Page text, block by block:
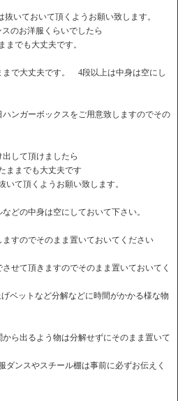
いておいて頂くようお願い致します。
のお洋服くらいでしたら
までも大丈夫です。
で大丈夫です。 4段以上は中身は空にし
ンガーボックスをご用意致しますのでその
して頂けましたら
ままでも大丈夫です
て頂くようお願い致します。
どの中身は空にしておいて下さい。
すのでそのまま置いておいてください
せて頂きますのでそのまま置いておいてく
ベットなど分解などに時間がかかる様な物
ら出るよう物は分解せずにそのまま置いて
ダンスやスチール棚は事前に必ずお伝えく